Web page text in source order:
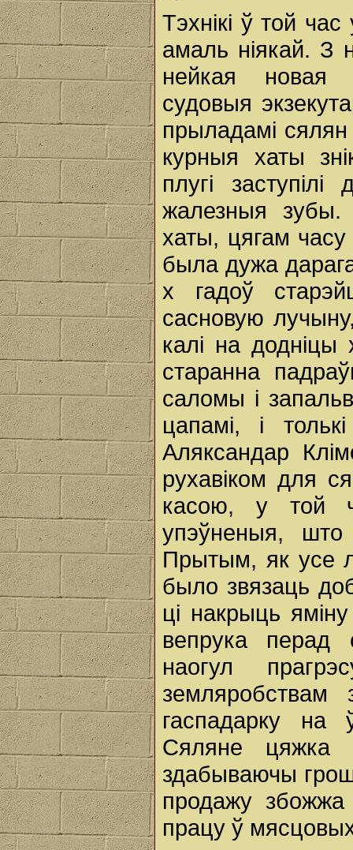
Тэхнікі ў той
амаль ніякай. З
нейкая новая
судовыя
прыладамі
курныя хаты
плугі
жалезныя зубы.
хаты, цягам часу
была дужа
х гадоў
сасновую
калі на додніцы
старанна
саломы і
цапамі, і
Аляксандар
рухавіком для
касою, у той
упэўненыя,
Прытым, як усе
было звязаць
ці накрыць
вепрука перад
наогул
земляробствам
гаспадарку на
Сяляне цяжка
здабываючы
продажу
працу ў мясцовых